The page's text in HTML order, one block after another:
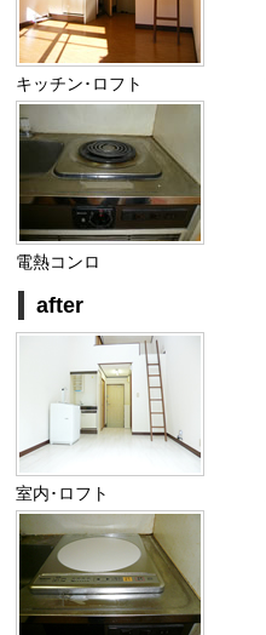
キッチン･ロフト
電熱コンロ
after
室内･ロフト